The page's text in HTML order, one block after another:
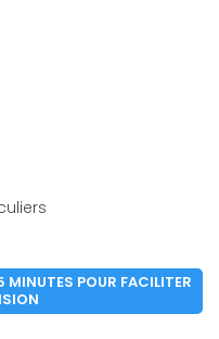
MINUTES POUR FACILITER